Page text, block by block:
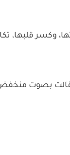
وكسر قلبها،
قالت بصوت